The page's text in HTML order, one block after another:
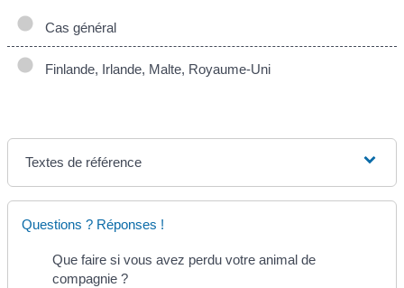
Cas général
Finlande, Irlande, Malte, Royaume-Uni
Textes de référence
Questions ? Réponses !
Que faire si vous avez perdu votre animal de
compagnie ?